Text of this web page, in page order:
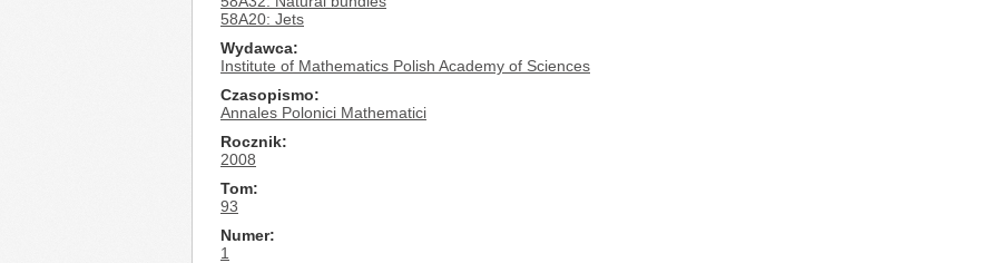
58A20: Jets
Wydawca
Institute of Mathematics Polish Academy of Sciences
Czasopismo
Annales Polonici Mathematici
Rocznik
2008
Tom
93
Numer
1